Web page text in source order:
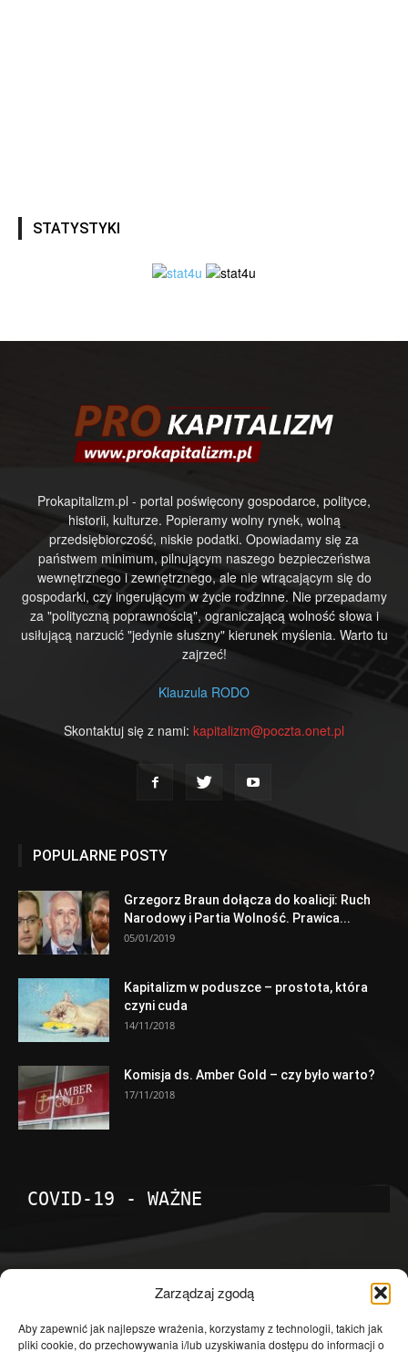
Zarządzaj zgodą
Aby zapewnić jak najlepsze wrażenia, korzystamy z technologii, takich jak
pliki cookie, do przechowywania i/lub uzyskiwania dostępu do informacji o
STATYSTYKI
Prokapitalizm.pl - portal poświęcony gospodarce, polityce,
historii, kulturze. Popieramy wolny rynek, wolną
przedsiębiorczość, niskie podatki. Opowiadamy się za
państwem minimum, pilnującym naszego bezpieczeństwa
wewnętrznego i zewnętrznego, ale nie wtrącającym się do
gospodarki, czy ingerującym w życie rodzinne. Nie przepadamy
za "polityczną poprawnością", ograniczającą wolność słowa i
usiłującą narzucić "jedynie słuszny" kierunek myślenia. Warto tu
zajrzeć!
Klauzula RODO
Skontaktuj się z nami: kapitalizm@poczta.onet.pl
POPULARNE POSTY
Grzegorz Braun dołącza do koalicji: Ruch
Narodowy i Partia Wolność. Prawica...
05/01/2019
Kapitalizm w poduszce – prostota, która
czyni cuda
14/11/2018
Komisja ds. Amber Gold – czy było warto?
17/11/2018
COVID-19 - WAŻNE
Temat dnia
4601